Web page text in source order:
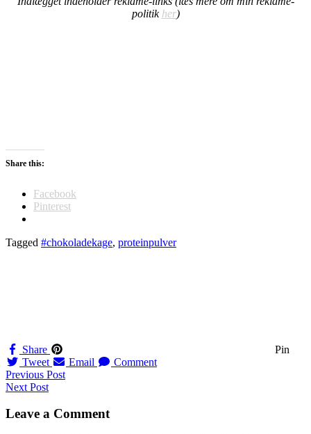
politik her)
Share this:
Facebook
Pinterest
Tagged #chokoladekage, proteinpulver
Share
Pin
Tweet
Email Comment
Navigation
til
indlæg
Previous Post
Next Post
Leave a Comment